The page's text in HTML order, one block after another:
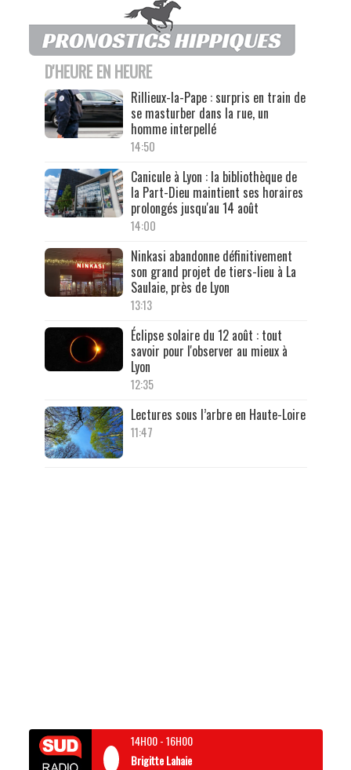
D'HEURE EN HEURE
Rillieux-la-Pape : surpris en train de
se masturber dans la rue, un
homme interpellé
14:50
Canicule à Lyon : la bibliothèque de
la Part-Dieu maintient ses horaires
prolongés jusqu'au 14 août
14:00
Ninkasi abandonne définitivement
son grand projet de tiers-lieu à La
Saulaie, près de Lyon
13:13
Éclipse solaire du 12 août : tout
savoir pour l'observer au mieux à
Lyon
12:35
Lectures sous l’arbre en Haute-Loire
11:47
14H00-16H00
Brigitte Lahaie